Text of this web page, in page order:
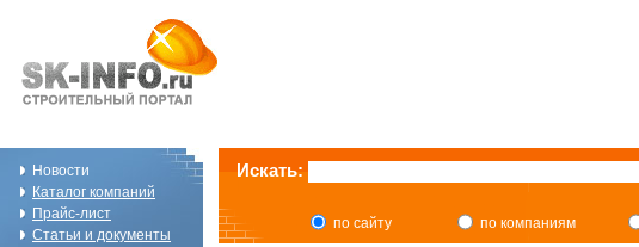
Новости
Каталог компаний
Прайс-лист
Статьи и документы
Искать:
по сайту по компаниям